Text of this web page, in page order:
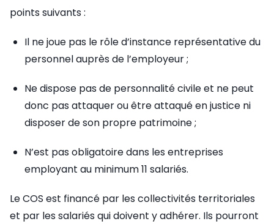
points suivants :
Il ne joue pas le rôle d’instance représentative du
personnel auprès de l’employeur ;
Ne dispose pas de personnalité civile et ne peut
donc pas attaquer ou être attaqué en justice ni
disposer de son propre patrimoine ;
N’est pas obligatoire dans les entreprises
employant au minimum 11 salariés.
Le COS est financé par les collectivités territoriales
et par les salariés qui doivent y adhérer. Ils pourront